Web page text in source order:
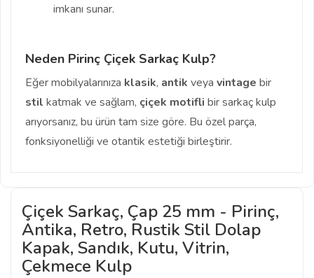
imkanı sunar.
Neden Pirinç Çiçek Sarkaç Kulp?
Eğer mobilyalarınıza klasik, antik veya vintage bir
stil katmak ve sağlam, çiçek motifli bir sarkaç kulp
arıyorsanız, bu ürün tam size göre. Bu özel parça,
fonksiyonelliği ve otantik estetiği birleştirir.
Çiçek Sarkaç, Çap 25 mm - Pirinç,
Antika, Retro, Rustik Stil Dolap
Kapak, Sandık, Kutu, Vitrin,
Çekmece Kulp